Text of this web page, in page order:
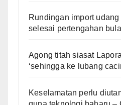
Rundingan import
selesai pertengahan
Agong titah siasat
‘sehingga ke lubang
Keselamatan perlu